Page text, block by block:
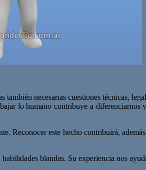
necesarias cuestiones técnicas,
lo humano contribuye a diferenciarnos
Reconocer este hecho contribuirá,
blandas. Su experiencia nos